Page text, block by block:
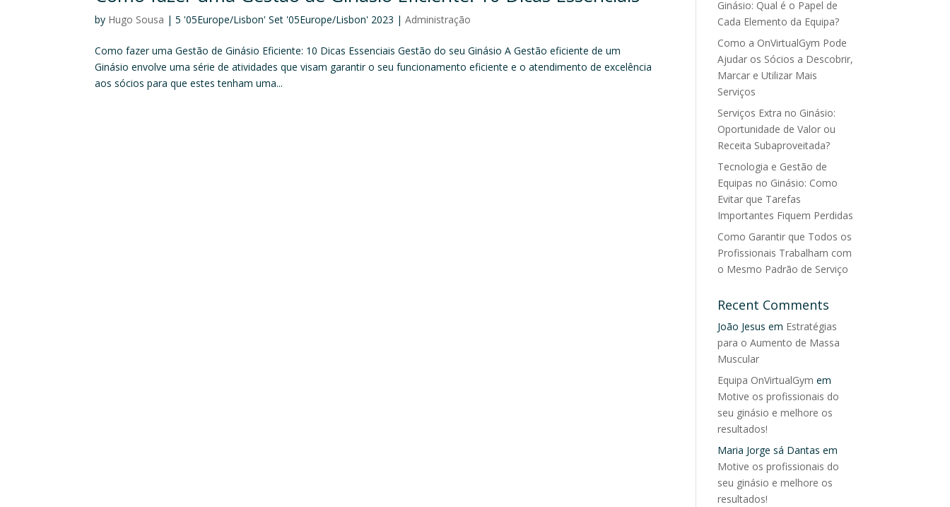
by Hugo Sousa |5 '05Europe/Lisbon' Set '05Europe/Lisbon' 2023 |Administração
Como fazer uma Gestão de Ginásio Eficiente: 10 Dicas Essenciais Gestão do seu Ginásio A Gestão eficiente de um
Ginásio envolve uma série de atividades que visam garantir o seu funcionamento eficiente e o atendimento de excelência
aos sócios para que estes tenham uma...
Ginásio: Qual é o Papel de
Cada Elemento da Equipa?
Como a OnVirtualGym Pode
Ajudar os Sócios a Descobrir,
Marcar e Utilizar Mais
Serviços
Serviços Extra no Ginásio:
Oportunidade de Valor ou
Receita Subaproveitada?
Tecnologia e Gestão de
Equipas no Ginásio: Como
Evitar que Tarefas
Importantes Fiquem Perdidas
Como Garantir que Todos os
Profissionais Trabalham com
o Mesmo Padrão de Serviço
Recent Comments
João Jesus em Estratégias
para o Aumento de Massa
Muscular
Equipa OnVirtualGym em
Motive os profissionais do
seu ginásio e melhore os
resultados!
Maria Jorge sá Dantas em
Motive os profissionais do
seu ginásio e melhore os
resultados!